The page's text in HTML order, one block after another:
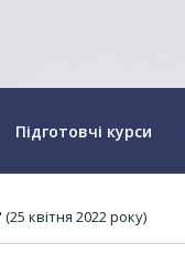
Підготовчі курси
квітня 2022 року)